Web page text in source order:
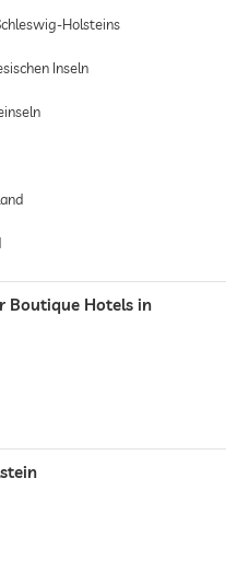
Holsteins
Inseln
Boutique Hotels in